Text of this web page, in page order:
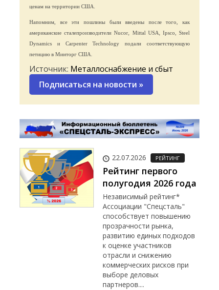
ценам на территории США.
Напомним, все эти пошлины были введены после того, как
американские сталепроизводители Nucor, Mittal USA, Ipsco, Steel
Dynamics и Carpenter Technology подали соответствующую
петицию в Минторг США.
Источник: Металлоснабжение и сбыт
Подписаться на новости »
22.07.2026 РЕЙТИНГ
Рейтинг первого
полугодия 2026 года
Независимый рейтинг*
Ассоциации "Спецсталь"
способствует повышению
прозрачности рынка,
развитию единых подходов
к оценке участников
отрасли и снижению
коммерческих рисков при
выборе деловых
партнеров....